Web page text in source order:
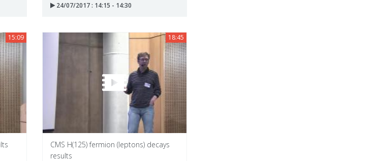
24/07/2017 : 14:15 - 14:30
15:09 18:45
CMS H(125) fermion (leptons) decays
results